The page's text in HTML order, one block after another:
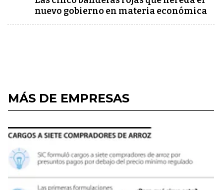
nuevo gobierno en materia económica
MÁS DE EMPRESAS